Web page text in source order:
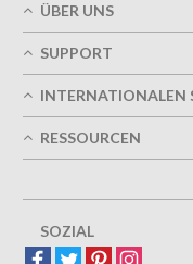
ÜBER UNS
Termingerechte
Grün
Impressum
Nutzungsbedingungen
SUPPORT
FAQs
Kontaktieren Sie uns
INTERNATIONALEN
Großbritannien
Belgien
Spanien
RESSOURCEN
SOZIAL